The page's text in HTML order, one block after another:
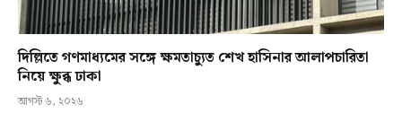
দিল্লিতে গণমাধ্যমের সঙ্গে ক্ষমতাচ্যুত শেখ হাসিনার আলাপচারিতা
নিয়ে ক্ষুব্ধ ঢাকা
আগস্ট ৬, ২০২৬